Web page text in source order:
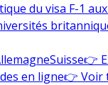
du visa F-1
Suisse👉
en ligne👉 Voir